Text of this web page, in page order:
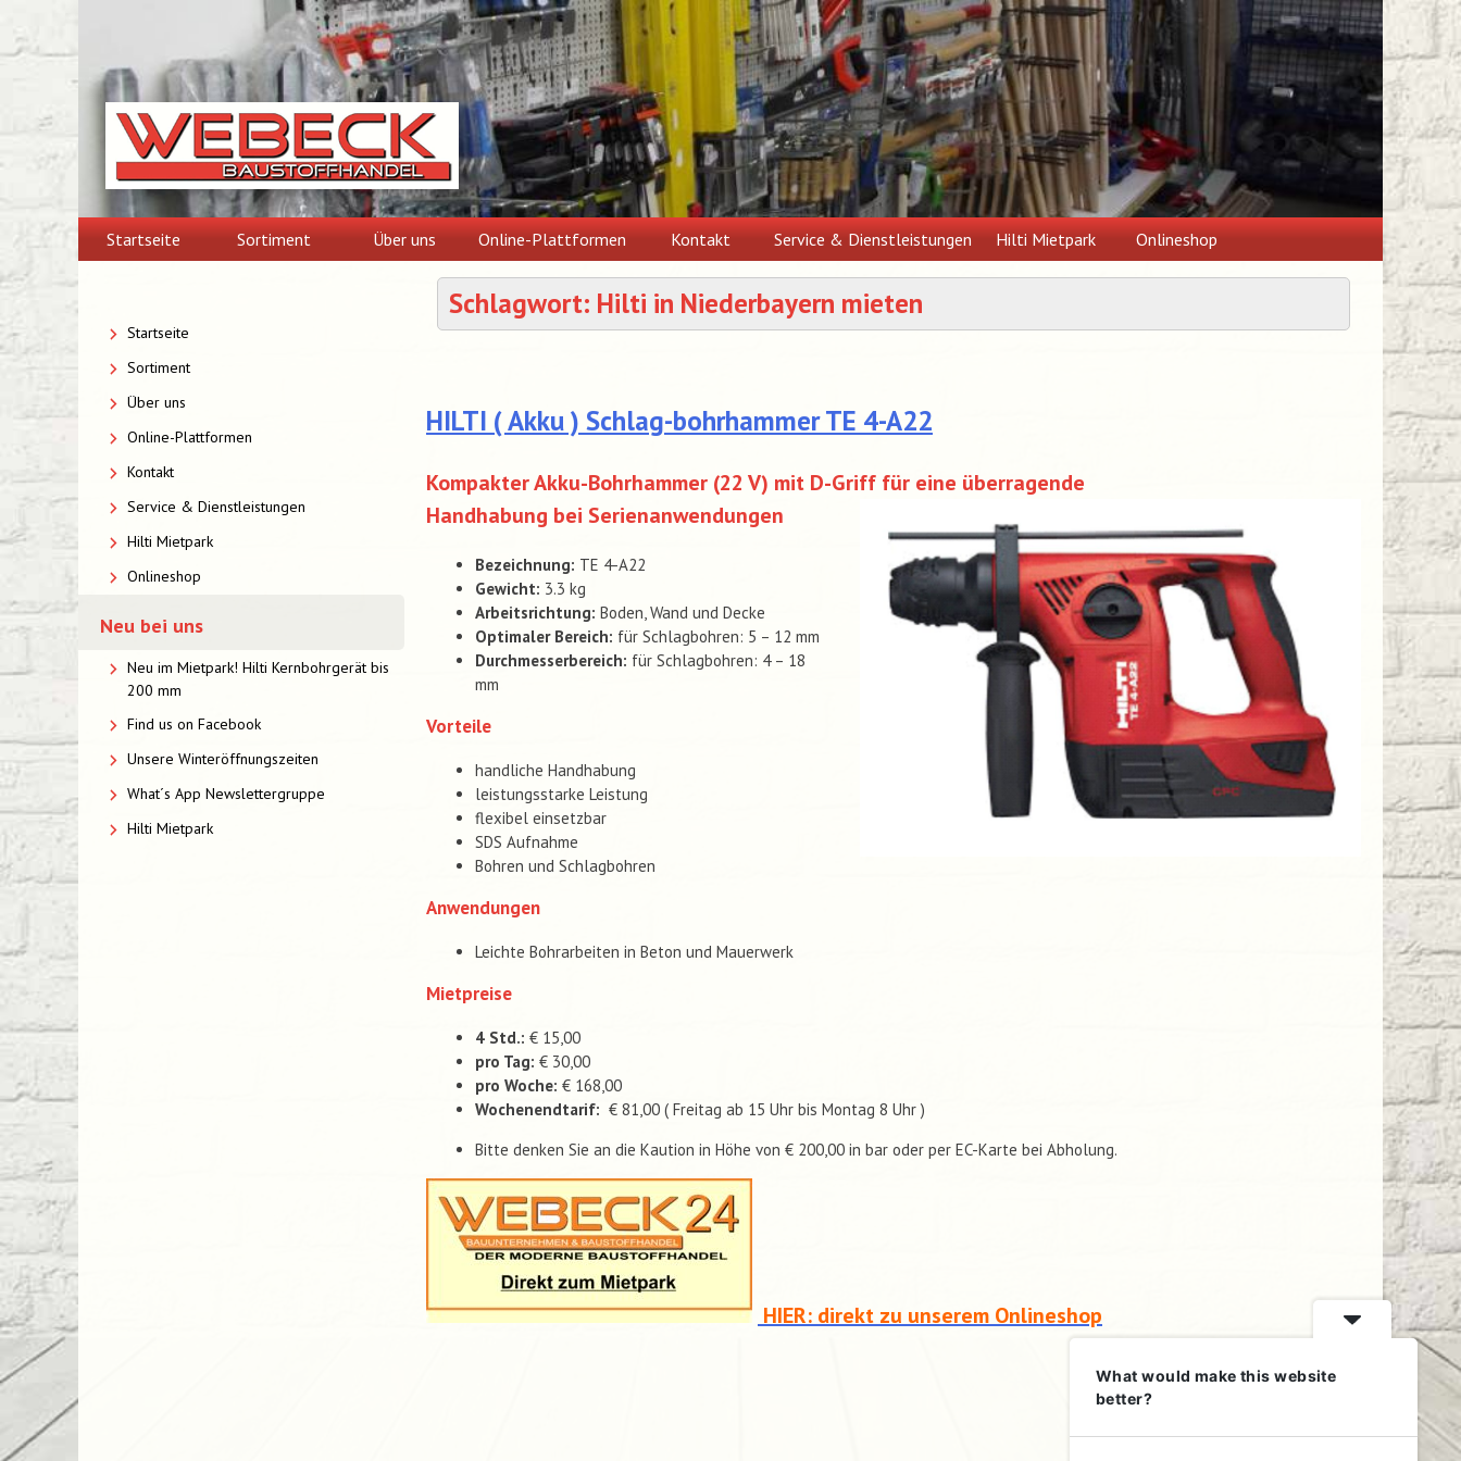
content
Startseite Sortiment Über uns Online-Plattformen Kontakt Service & Dienstleistungen Hilti Mietpark Onlineshop
Schlagwort: Hilti in Niederbayern mieten
HILTI ( Akku ) Schlag-bohrhammer TE 4-A22
Kompakter Akku-Bohrhammer (22 V) mit D-Griff für eine überragende
Handhabung bei Serienanwendungen
Bezeichnung: TE 4-A22
Gewicht: 3.3 kg
Arbeitsrichtung: Boden, Wand und Decke
Optimaler Bereich: für Schlagbohren: 5 – 12 mm
Durchmesserbereich: für Schlagbohren: 4 – 18
mm
Vorteile
handliche Handhabung
leistungsstarke Leistung
flexibel einsetzbar
SDS Aufnahme
Bohren und Schlagbohren
Anwendungen
Leichte Bohrarbeiten in Beton und Mauerwerk
Mietpreise
4 Std.: € 15,00
pro Tag: € 30,00
pro Woche: € 168,00
Wochenendtarif: € 81,00 ( Freitag ab 15 Uhr bis Montag 8 Uhr )
Bitte denken Sie an die Kaution in Höhe von € 200,00 in bar oder per EC-Karte bei Abholung.
HIER: direkt zu unserem Onlineshop
Startseite
Sortiment
Über uns
Online-Plattformen
Kontakt
Service & Dienstleistungen
Hilti Mietpark
Onlineshop
Neu bei uns
Neu im Mietpark! Hilti Kernbohrgerät bis
200 mm
Find us on Facebook
Unsere Winteröffnungszeiten
What´s App Newslettergruppe
Hilti Mietpark
What would make this website
better?